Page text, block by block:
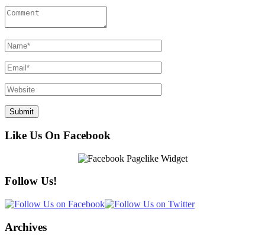
Like Us On Facebook
Follow Us!
Archives